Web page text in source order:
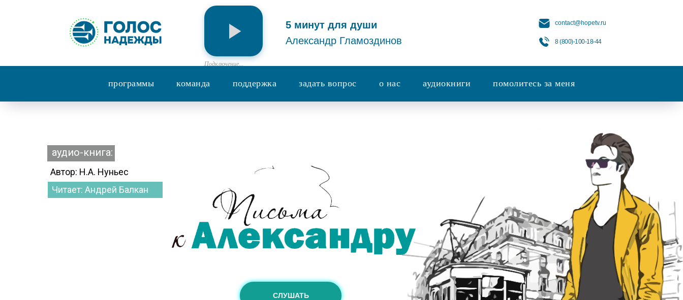
8 (800)-100-18-44
contact@hopetv.ru
Подключение...
5 минут для души
Александр Гламоздинов
программы команда поддержка задать вопрос о нас аудиокниги помолитесь за меня
аудио-книга:
Автор: Н.А. Нуньес
Читает: Андрей Балкан
СЛУШАТЬ